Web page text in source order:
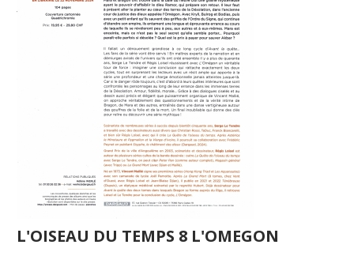
L'OISEAU DU TEMPS 8 L'OMEGON